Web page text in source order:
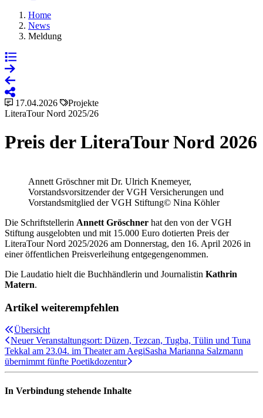
Home
News
Meldung
17.04.2026
Projekte
LiteraTour Nord 2025/26
Preis der LiteraTour Nord 2026
Annett Gröschner mit Dr. Ulrich Knemeyer,
Vorstandsvorsitzender der VGH Versicherungen und
Vorstandsmitglied der VGH Stiftung© Nina Köhler
Die Schriftstellerin Annett Gröschner hat den von der VGH
Stiftung ausgelobten und mit 15.000 Euro dotierten Preis der
LiteraTour Nord 2025/2026 am Donnerstag, den 16. April 2026 in
einer öffentlichen Preisverleihung entgegengenommen.
Die Laudatio hielt die Buchhändlerin und Journalistin Kathrin
Matern.
Artikel weiterempfehlen
Übersicht
Neuer Veranstaltungsort: Düzen, Tezcan, Tugba, Tülin und Tuna
Tekkal am 23.04. im Theater am AegiSasha Marianna Salzmann
übernimmt fünfte Poetikdozentur
In Verbindung stehende Inhalte